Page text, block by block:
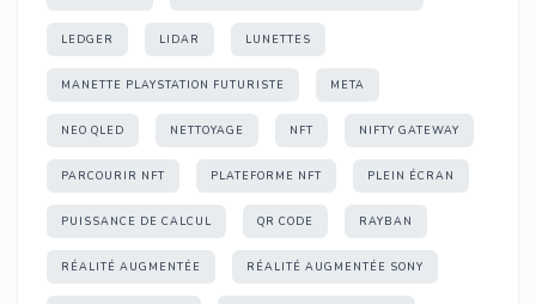
LEDGER LIDAR LUNETTES
MANETTE PLAYSTATION FUTURISTE META
NEO QLED NETTOYAGE NFT NIFTY GATEWAY
PARCOURIR NFT PLATEFORME NFT PLEIN ÉCRAN
PUISSANCE DE CALCUL QR CODE RAYBAN
RÉALITÉ AUGMENTÉE RÉALITÉ AUGMENTÉE SONY